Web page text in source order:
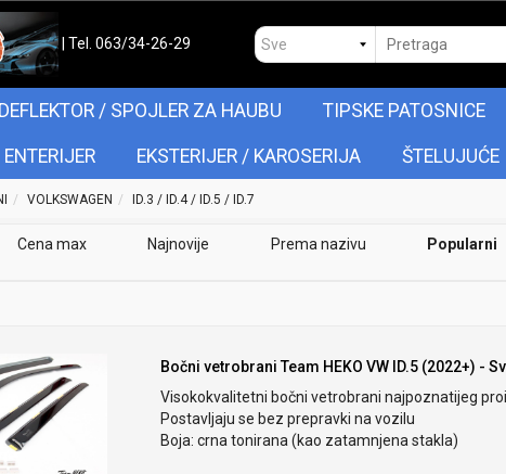
| Tel. 063/34-26-29
DEFLEKTOR / SPOJLER ZA HAUBU TIPSKE PATOSNICE
ENTERIJER EKSTERIJER / KAROSERIJA ŠTELUJUĆE
VOLKSWAGEN ID.3 / ID.4 / ID.5 / ID.7
Cena max Najnovije Prema nazivu Popularni
Bočni vetrobrani Team HEKO VW ID.5 (2022+) -
Visokokvalitetni bočni vetrobrani najpoznatijeg
Postavljaju se bez prepravki na vozilu
Boja: crna tonirana (kao zatamnjena stakla)